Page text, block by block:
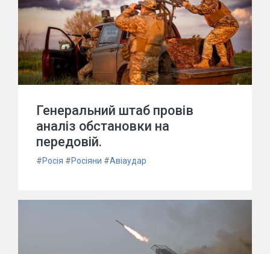
Генеральний штаб провів
аналіз обстановки на
передовій.
#Росія #Росіяни #Авіаудар